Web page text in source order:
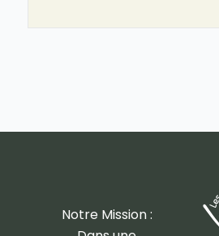
Notre Mission :